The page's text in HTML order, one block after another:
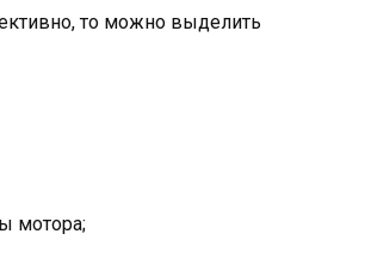
то можно выделить
мотора;